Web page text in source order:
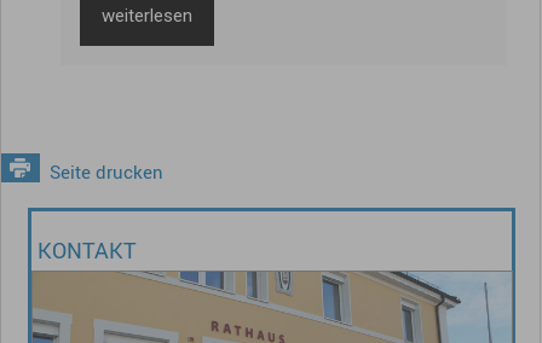
weiterlesen
Seite drucken
KONTAKT